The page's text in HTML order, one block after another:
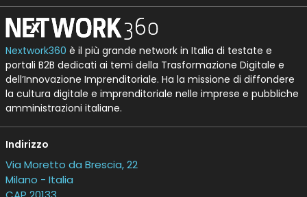
Nextwork360 è il più grande network in Italia di testate e
portali B2B dedicati ai temi della Trasformazione Digitale e
dell’Innovazione Imprenditoriale. Ha la missione di diffondere
la cultura digitale e imprenditoriale nelle imprese e pubbliche
amministrazioni italiane.
Indirizzo
Via Moretto da Brescia, 22
Milano - Italia